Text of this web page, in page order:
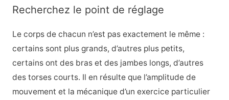
Recherchez le point de réglage
Le corps de chacun n’est pas exactement le même :
certains sont plus grands, d’autres plus petits,
certains ont des bras et des jambes longs, d’autres
des torses courts. Il en résulte que l’amplitude de
mouvement et la mécanique d’un exercice particulier